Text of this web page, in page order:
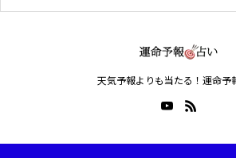
天気予報よりも当たる！運命予